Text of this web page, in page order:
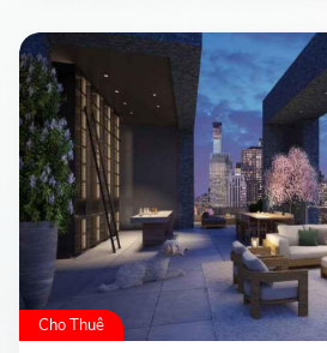
Cho Thuê